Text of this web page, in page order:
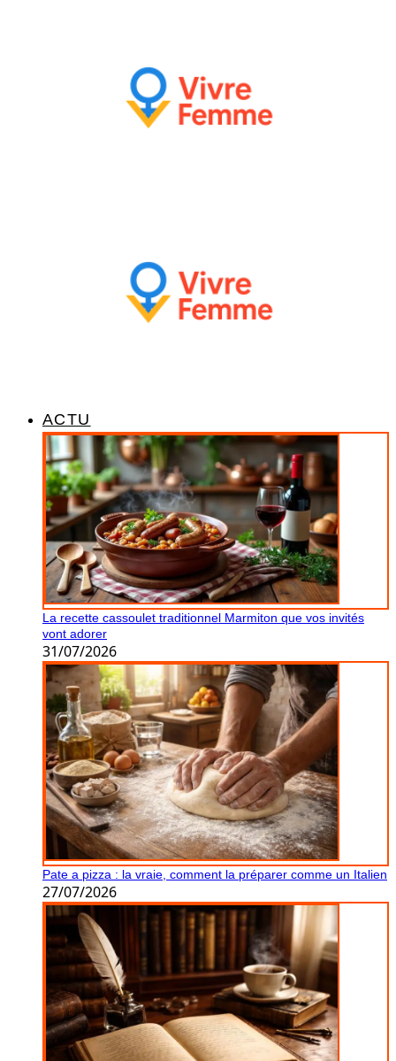
ACTU
La recette cassoulet traditionnel Marmiton que vos invités
vont adorer
31/07/2026
Pate a pizza : la vraie, comment la préparer comme un Italien
27/07/2026